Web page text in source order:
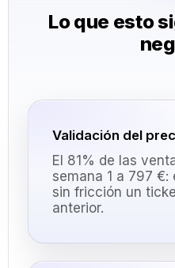
Lo que esto
Validación del
El 81% de las
semana 1 a 797
sin fricción un
anterior.